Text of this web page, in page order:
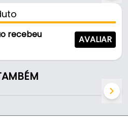
abertura de canais,
fresa proporciona
limpos e acabamento
MDP e compensados.
para diversas
armários,
em geral.
duas lâminas de corte de
recebeu
AVALIAR